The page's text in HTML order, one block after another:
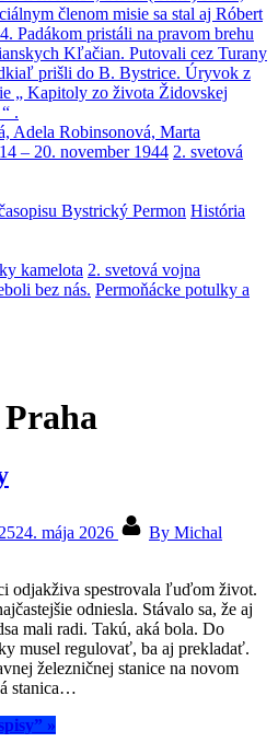
Adela Robinsonová, Marta
– 20. november 1944 2. svetová
Bystrický Permon História
kamelota 2. svetová vojna
bez nás. Permoňácke potulky a
24. mája 2026 By Michal
odjakživa spestrovala ľuďom život.
odniesla. Stávalo sa, že aj
mali radi. Takú, aká bola. Do
musel regulovať, ba aj prekladať.
železničnej stanice na novom
stanica…
»